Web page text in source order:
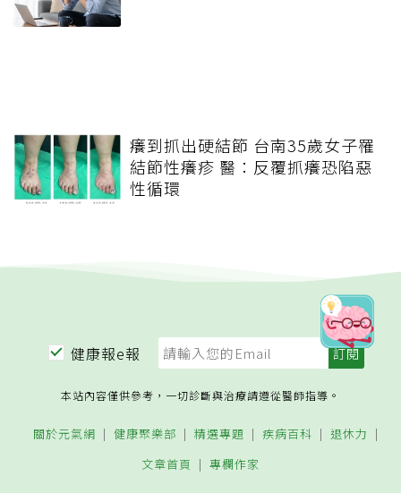
癢到抓出硬結節 台南35歲女子罹
結節性癢疹 醫：反覆抓癢恐陷惡
性循環
健康報e報
本站內容僅供參考，一切診斷與治療請遵從醫師指導。
關於元氣網 健康聚樂部 精選專題 疾病百科
退休力
文章首頁
專欄作家